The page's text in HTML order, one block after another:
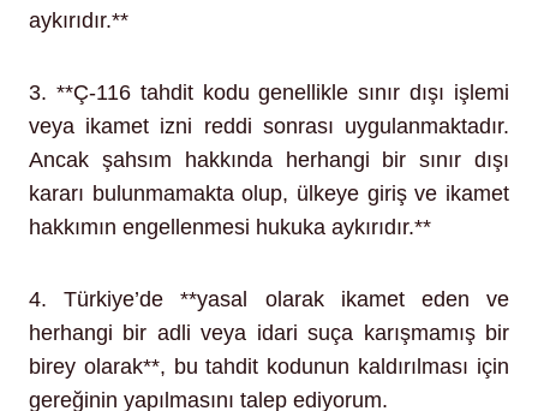
aykırıdır.**
3. **Ç-116 tahdit kodu genellikle sınır dışı işlemi
veya ikamet izni reddi sonrası uygulanmaktadır.
Ancak şahsım hakkında herhangi bir sınır dışı
kararı bulunmamakta olup, ülkeye giriş ve ikamet
hakkımın engellenmesi hukuka aykırıdır.**
4. Türkiye’de **yasal olarak ikamet eden ve
herhangi bir adli veya idari suça karışmamış bir
birey olarak**, bu tahdit kodunun kaldırılması için
gereğinin yapılmasını talep ediyorum.